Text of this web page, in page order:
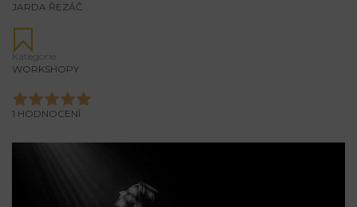
JARDA ŘEZÁČ
Kategorie:
WORKSHOPY
1 HODNOCENÍ